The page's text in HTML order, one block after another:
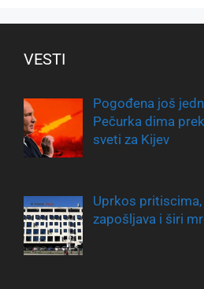
VESTI
Pogođena još
Pečurka dima
sveti za Kijev
Uprkos
zapošljava i širi